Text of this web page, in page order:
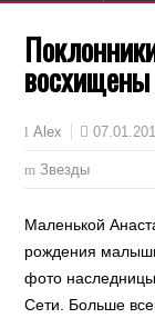
Alex
Звезды
Маленькой
рождения
фото
Сети. Больше